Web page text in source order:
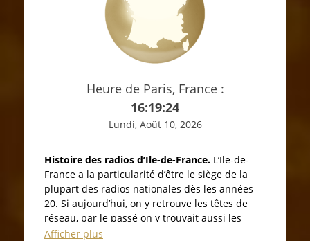
Heure de Paris, France :
16:19:25
Lundi, Août 10, 2026
Histoire des radios d’Ile-de-France. L’Ile-de-
France a la particularité d’être le siège de la
plupart des radios nationales dès les années
20. Si aujourd’hui, on y retrouve les têtes de
réseau, par le passé on y trouvait aussi les
émetteurs nationaux. En effet, les grandes
Afficher plus